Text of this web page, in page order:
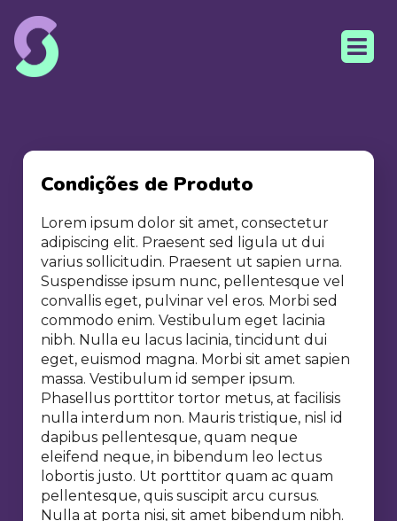
Condições de Produto
Lorem ipsum dolor sit amet, consectetur
adipiscing elit. Praesent sed ligula ut dui
varius sollicitudin. Praesent ut sapien urna.
Suspendisse ipsum nunc, pellentesque vel
convallis eget, pulvinar vel eros. Morbi sed
commodo enim. Vestibulum eget lacinia
nibh. Nulla eu lacus lacinia, tincidunt dui
eget, euismod magna. Morbi sit amet sapien
massa. Vestibulum id semper ipsum.
Phasellus porttitor tortor metus, at facilisis
nulla interdum non. Mauris tristique, nisl id
dapibus pellentesque, quam neque
eleifend neque, in bibendum leo lectus
lobortis justo. Ut porttitor quam ac quam
pellentesque, quis suscipit arcu cursus.
Nulla at porta nisi, sit amet bibendum nibh.